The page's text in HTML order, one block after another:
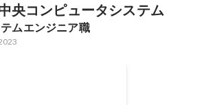
央コンピュータシステム
ムエンジニア職